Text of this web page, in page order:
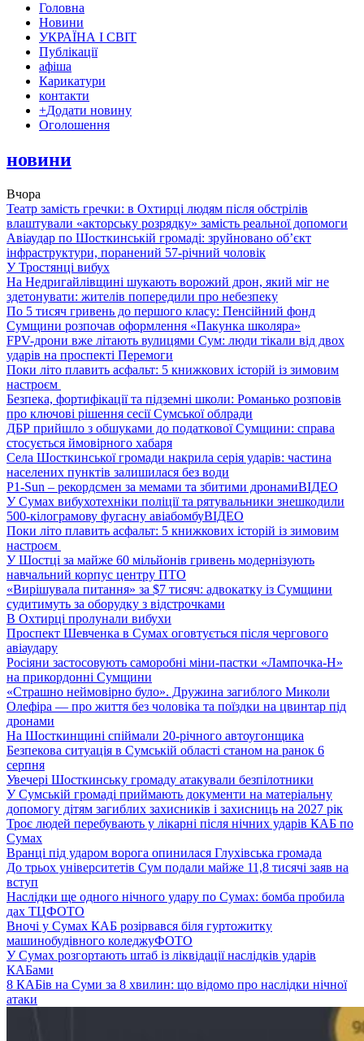
Головна
Новини
УКРАЇНА І СВІТ
Публікації
афіша
Карикатури
контакти
+Додати новину
Оголошення
новини
Вчора
Театр замість гречки: в Охтирці людям після обстрілів
влаштували «акторську розрядку» замість реальної допомоги
Авіаудар по Шосткинській громаді: зруйновано об’єкт
інфраструктури, поранений 57-річний чоловік
У Тростянці вибух
На Недригайлівщині шукають ворожий дрон, який міг не
здетонувати: жителів попередили про небезпеку
По 5 тисяч гривень до першого класу: Пенсійний фонд
Сумщини розпочав оформлення «Пакунка школяра»
FPV-дрони вже літають вулицями Сум: люди тікали від двох
ударів на проспекті Перемоги
Поки літо плавить асфальт: 5 книжкових історій із зимовим
настроєм
Безпека, фортифікації та підземні школи: Романько розповів
про ключові рішення сесії Сумської облради
ДБР прийшло з обшуками до податкової Сумщини: справа
стосується ймовірного хабаря
Села Шосткинської громади накрила серія ударів: частина
населених пунктів залишилася без води
P1-Sun – рекордсмен за мемами та збитими дронамиВІДЕО
У Сумах вибухотехніки поліції та рятувальники знешкодили
500-кілограмову фугасну авіабомбуВІДЕО
Поки літо плавить асфальт: 5 книжкових історій із зимовим
настроєм
У Шостці за майже 60 мільйонів гривень модернізують
навчальний корпус центру ПТО
«Вирішувала питання» за $7 тисяч: адвокатку із Сумщини
судитимуть за оборудку з відстрочками
В Охтирці пролунали вибухи
Проспект Шевченка в Сумах оговтується після чергового
авіаудару
Росіяни застосовують саморобні міни-пастки «Лампочка-Н»
на прикордонні Сумщини
«Страшно неймовірно було». Дружина загиблого Миколи
Олефіра — про життя без чоловіка та поїздки на цвинтар під
дронами
На Шосткинщині спіймали 20-річного автоугонщика
Безпекова ситуація в Сумській області станом на ранок 6
серпня
Увечері Шосткинську громаду атакували безпілотники
У Сумській громаді приймають документи на матеріальну
допомогу дітям загиблих захисників і захисниць на 2027 рік
Троє людей перебувають у лікарні після нічних ударів КАБ по
Сумах
Вранці під ударом ворога опинилася Глухівська громада
До трьох університетів Сум подали майже 11,8 тисячі заяв на
вступ
Наслідки ще одного нічного удару по Сумах: бомба пробила
дах ТЦФОТО
Вночі у Сумах КАБ розірвався біля гуртожитку
машинобудівного коледжуФОТО
У Сумах розгортають штаб із ліквідації наслідків ударів
КАБами
8 КАБів на Суми за 8 хвилин: що відомо про наслідки нічної
атаки